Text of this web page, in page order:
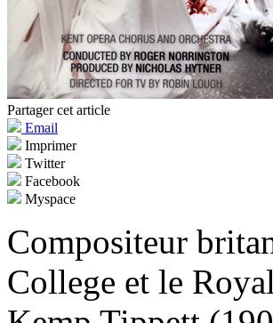
Partager cet article
Email
Imprimer
Twitter
Facebook
Myspace
Compositeur
College et le